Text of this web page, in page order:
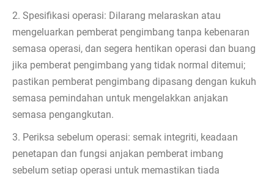
2. Spesifikasi operasi: Dilarang melaraskan atau
mengeluarkan pemberat pengimbang tanpa kebenaran
semasa operasi, dan segera hentikan operasi dan buang
jika pemberat pengimbang yang tidak normal ditemui;
pastikan pemberat pengimbang dipasang dengan kukuh
semasa pemindahan untuk mengelakkan anjakan
semasa pengangkutan.
3. Periksa sebelum operasi: semak integriti, keadaan
penetapan dan fungsi anjakan pemberat imbang
sebelum setiap operasi untuk memastikan tiada